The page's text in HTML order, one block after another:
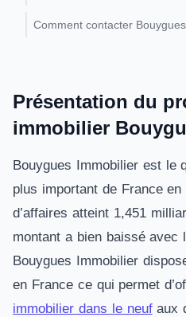
Comment contacter
Présentation du
immobilier
Bouygues Immobilier est le
plus important de France
d’affaires atteint 1,451
montant a bien baissé avec
Bouygues Immobilier
en France ce qui permet
immobilier dans le neufaux